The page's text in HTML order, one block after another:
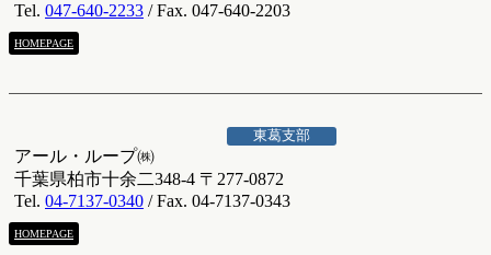
Tel. 047-640-2233 / Fax. 047-640-2203
HOMEPAGE
東葛支部
アール・ループ㈱
千葉県柏市十余二348-4 〒277-0872
Tel. 04-7137-0340 / Fax. 04-7137-0343
HOMEPAGE